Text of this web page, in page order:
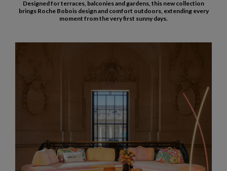
Designed for terraces, balconies and gardens, this new collection
brings Roche Bobois design and comfort outdoors, extending every
moment from the very first sunny days.